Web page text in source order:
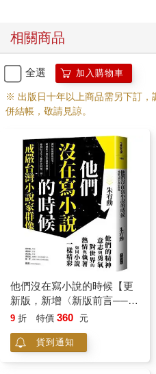
讀這篇文章。在這篇為了二〇
這裡，不是要你接受我的立場，
視它：為什麼我要講「道歉」的
晚上與前女友C的故事？
種辨認當時網友的「匱乏」，
相關商品
全選 加入購物車
※ 出版日十年以上商品需另下訂，
併結帳，敬請見諒。
他們沒在寫小說的時候【更
新版，新增〈新版前言──遙
遠的回音〉】：戒嚴台灣小
9 折 特價 360 元
貨到通知